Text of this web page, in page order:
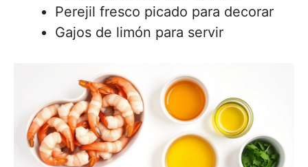
Perejil fresco picado para decorar
Gajos de limón para servir